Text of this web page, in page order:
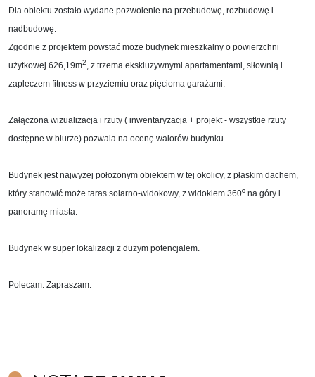
Dla obiektu zostało wydane pozwolenie na przebudowę, rozbudowę i
nadbudowę.
Zgodnie z projektem powstać może budynek mieszkalny o powierzchni
użytkowej 626,19m2, z trzema ekskluzywnymi apartamentami, siłownią i
zapleczem fitness w przyziemiu oraz pięcioma garażami.
Załączona wizualizacja i rzuty ( inwentaryzacja + projekt - wszystkie rzuty
dostępne w biurze) pozwala na ocenę walorów budynku.
Budynek jest najwyżej położonym obiektem w tej okolicy, z płaskim dachem,
który stanowić może taras solarno-widokowy, z widokiem 360o na góry i
panoramę miasta.
Budynek w super lokalizacji z dużym potencjałem.
Polecam. Zapraszam.